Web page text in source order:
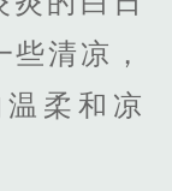
清凉，
柔和凉